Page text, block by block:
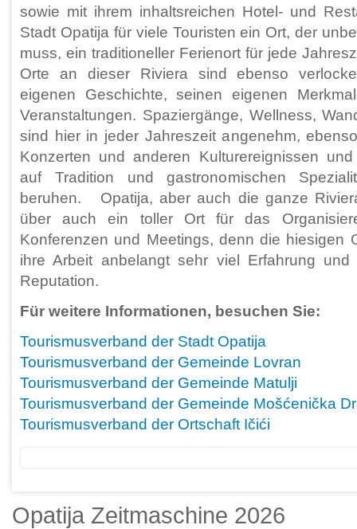
sowie mit ihrem inhaltsreichen Hotel- und
Stadt Opatija für viele Touristen ein Ort, der
muss, ein traditioneller Ferienort für jede
Orte an dieser Riviera sind ebenso
eigenen Geschichte, seinen eigenen
Veranstaltungen. Spaziergänge, Wellness,
sind hier in jeder Jahreszeit angenehm,
Konzerten und anderen Kulturereignissen
auf Tradition und gastronomischen
beruhen. Opatija, aber auch die ganze
über auch ein toller Ort für das
Konferenzen und Meetings, denn die hiesigen
ihre Arbeit anbelangt sehr viel Erfahrung und
Reputation.
Für weitere Informationen, besuchen Sie:
Tourismusverband der Stadt Opatija
Tourismusverband der Gemeinde Lovran
Tourismusverband der Gemeinde Matulji
Tourismusverband der Gemeinde Mošćenička
Tourismusverband der Ortschaft Ičići
Opatija Zeitmaschine 2026